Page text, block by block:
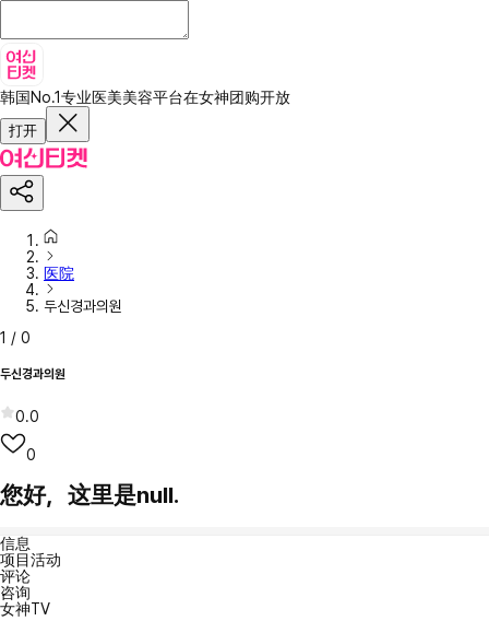
韩国No.1专业医美美容平台在女神团购开放
打开
医院
두신경과의원
1 / 0
두신경과의원
0.0
0
您好，这里是null.
信息
项目活动
评论
咨询
女神TV